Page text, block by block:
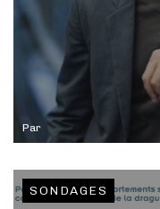
Par
SONDAGES